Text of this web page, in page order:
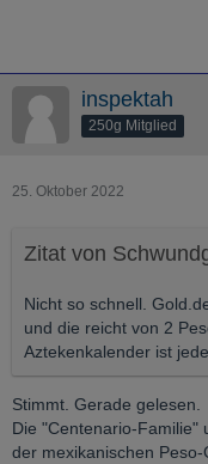
inspektah
250g Mitglied
25. Oktober 2022
Zitat von
Nicht so schnell.
und die reicht von 2
Aztekenkalender ist
Stimmt. Gerade gelesen.
Die "Centenario-Familie"
der mexikanischen